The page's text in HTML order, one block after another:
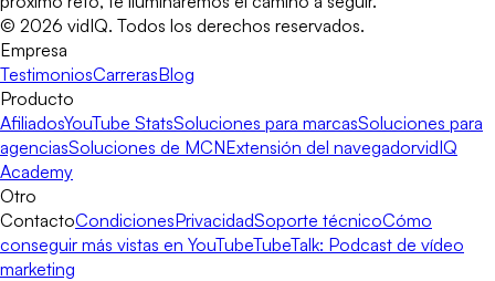
© 2026 vidIQ. Todos los derechos reservados.
Empresa
TestimoniosCarrerasBlog
Producto
AfiliadosYouTube StatsSoluciones para marcasSoluciones para
agenciasSoluciones de MCNExtensión del navegadorvidIQ
Academy
Otro
ContactoCondicionesPrivacidadSoporte técnicoCómo
conseguir más vistas en YouTubeTubeTalk: Podcast de vídeo
marketing